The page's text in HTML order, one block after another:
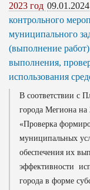
2023 год 09.01.2024
контрольного
муниципального
(выполнение
выполнения,
использования
В соответствии с
города Мегиона на
«Проверка
муниципальных
обеспечения их
эффективности
города в форме